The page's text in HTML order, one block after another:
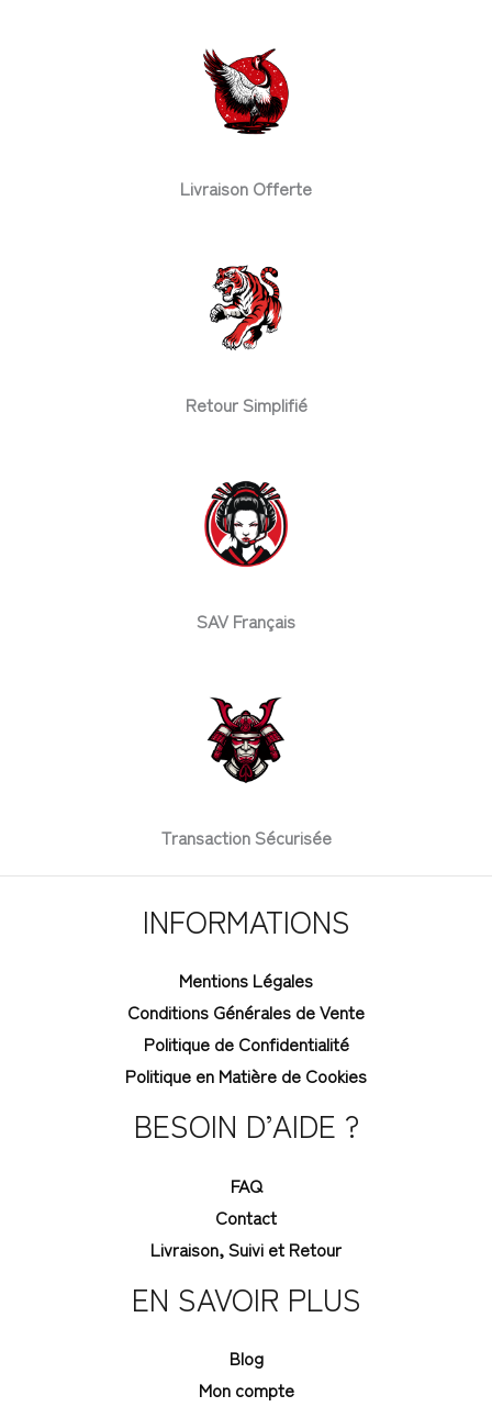
Livraison Offerte
Retour Simplifié
SAV Français
Transaction Sécurisée
INFORMATIONS
Mentions Légales
Conditions Générales de Vente
Politique de Confidentialité
Politique en Matière de Cookies
BESOIN D’AIDE ?
FAQ
Contact
Livraison, Suivi et Retour
EN SAVOIR PLUS
Blog
Mon compte